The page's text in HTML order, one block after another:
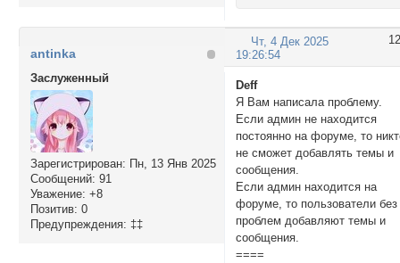
12
Чт, 4 Дек 2025
19:26:54
antinka
Заслуженный
Зарегистрирован: Пн, 13 Янв 2025
Сообщений: 91
Уважение: +8
Позитив: 0
Предупреждения: ‡‡
Deff
Я Вам написала проблему.
Если админ не находится
постоянно на форуме, то
не сможет добавлять темы и
сообщения.
Если админ находится на
форуме, то пользователи без
проблем добавляют темы и
сообщения.
====